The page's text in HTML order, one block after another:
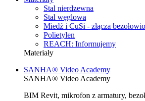
Stal nierdzewna
Stal węglowa
Miedź i CuSi - złącza
Polietylen
REACH: Informujemy
Materiały
SANHA® Video Academy
SANHA® Video Academy
BIM Revit, mikrofon z armatury,